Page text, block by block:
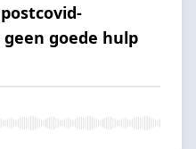
goede hulp